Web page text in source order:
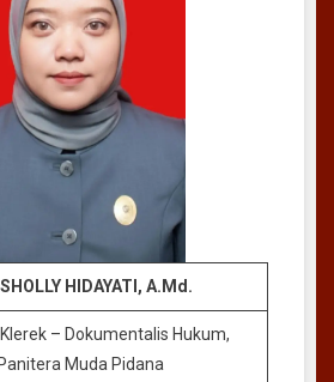
SHOLLY HIDAYATI, A.Md.
Klerek – Dokumentalis Hukum,
Panitera Muda Pidana